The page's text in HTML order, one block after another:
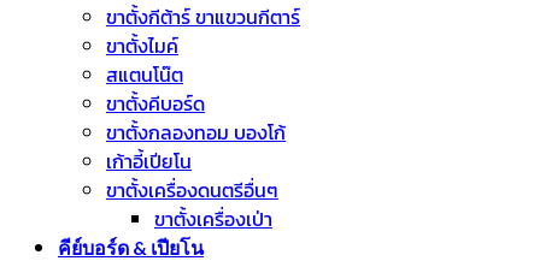
ขาตั้งกีต้าร์ ขาแขวนกีตาร์
ขาตั้งไมค์
สแตนโน๊ต
ขาตั้งคีบอร์ด
ขาตั้งกลองทอม บองโก้
เก้าอี้เปียโน
ขาตั้งเครื่องดนตรีอื่นๆ
ขาตั้งเครื่องเป่า
คีย์บอร์ด & เปียโน